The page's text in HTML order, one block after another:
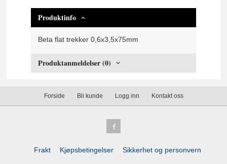
Produktinfo
Beta flat trekker 0,6x3,5x75mm
Produktanmeldelser (0)
Forside Bli kunde Logg inn Kontakt oss
Frakt Kjøpsbetingelser Sikkerhet og personvern